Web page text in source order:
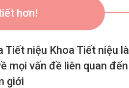
hơn!
Tiết niệu Khoa Tiết niệu là
mọi vấn đề liên quan đến
giới